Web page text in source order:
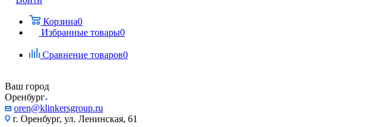
Корзина0
Избранные товары0
Сравнение товаров0
Ваш город
Оренбург
oren@klinkersgroup.ru
г. Оренбург, ул. Ленинская, 61